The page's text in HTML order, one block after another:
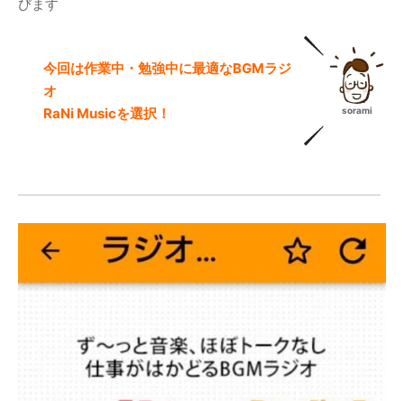
びます
今回は作業中・勉強中に最適なBGMラジ
オ
RaNi Musicを選択！
sorami